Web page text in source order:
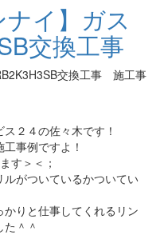
イ】ガス
交換工事
交換工事 施工事
２４の佐々木です！
事例ですよ！
す＞＜；
がついているかついてい
りと仕事してくれるリン
＾＾